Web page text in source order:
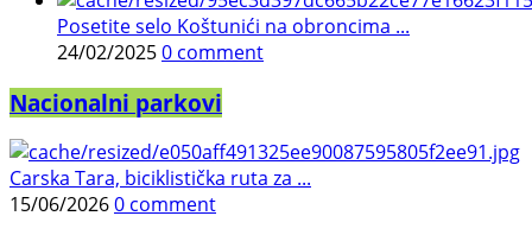
Posetite selo Koštunići na obroncima ...
24/02/20250 comment
Nacionalni parkovi
Carska Tara, biciklistička ruta za ...
15/06/20260 comment